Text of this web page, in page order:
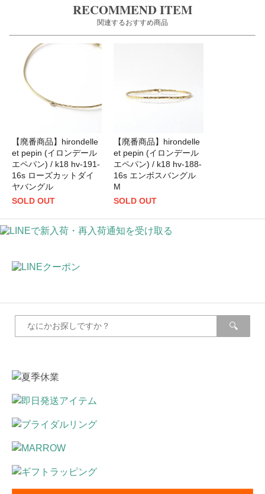
RECOMMEND ITEM
関連するおすすめ商品
【廃番商品】hirondelle
et pepin (イロンデール
エペパン) / k18 hv-191-
16s ローズカットダイ
ヤバングル
SOLD OUT
【廃番商品】hirondelle
et pepin (イロンデール
エペパン) / k18 hv-188-
16s エンボスバングル
M
SOLD OUT